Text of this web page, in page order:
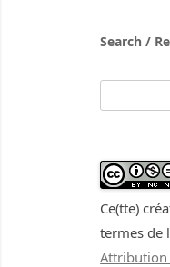
Search /
Ce(tte)
termes de
Attribution